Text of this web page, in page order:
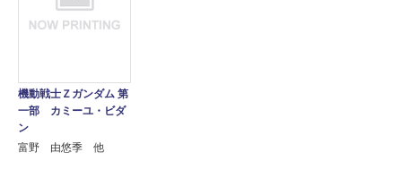
機動戦士Ｚガンダム 第
一部 カミーユ・ビダ
ン
富野 由悠季 他